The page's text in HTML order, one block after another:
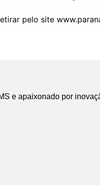
pelo site
e apaixonado por